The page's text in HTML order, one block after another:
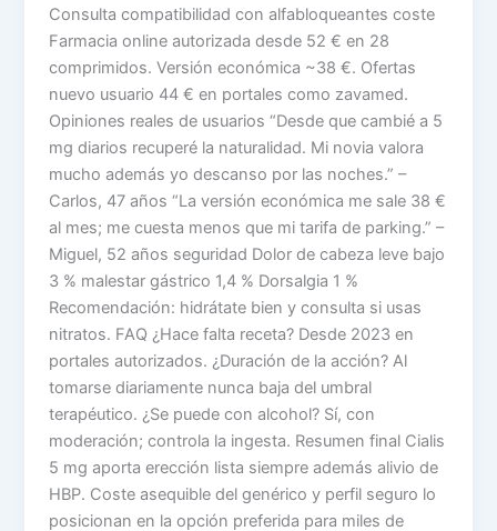
Consulta compatibilidad con alfabloqueantes coste
Farmacia online autorizada desde 52 € en 28
comprimidos. Versión económica ~38 €. Ofertas
nuevo usuario 44 € en portales como zavamed.
Opiniones reales de usuarios “Desde que cambié a 5
mg diarios recuperé la naturalidad. Mi novia valora
mucho además yo descanso por las noches.” –
Carlos, 47 años “La versión económica me sale 38 €
al mes; me cuesta menos que mi tarifa de parking.” –
Miguel, 52 años seguridad Dolor de cabeza leve bajo
3 % malestar gástrico 1,4 % Dorsalgia 1 %
Recomendación: hidrátate bien y consulta si usas
nitratos. FAQ ¿Hace falta receta? Desde 2023 en
portales autorizados. ¿Duración de la acción? Al
tomarse diariamente nunca baja del umbral
terapéutico. ¿Se puede con alcohol? Sí, con
moderación; controla la ingesta. Resumen final Cialis
5 mg aporta erección lista siempre además alivio de
HBP. Coste asequible del genérico y perfil seguro lo
posicionan en la opción preferida para miles de